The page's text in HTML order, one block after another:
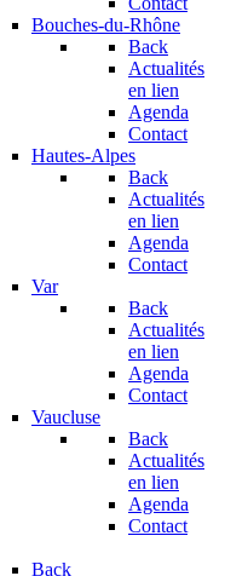
Bouches-du-Rhône
Back
Actualités
en lien
Agenda
Contact
Hautes-Alpes
Back
Actualités
en lien
Agenda
Contact
Var
Back
Actualités
en lien
Agenda
Contact
Vaucluse
Back
Actualités
en lien
Agenda
Contact
Back